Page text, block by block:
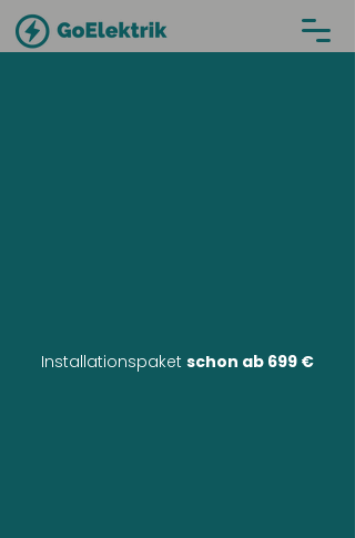
Installationspaket schon ab 699 €